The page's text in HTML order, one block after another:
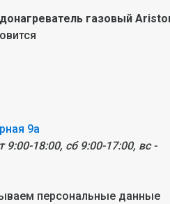
газовый
9а
9:00-18:00, сб 9:00-17:00, вс -
персональные данные